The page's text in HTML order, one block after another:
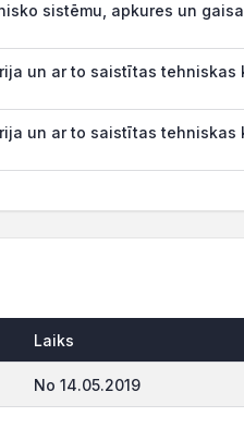
sistēmu, apkures un
un ar to saistītas tehniskas
un ar to saistītas tehniskas
Laiks
No 14.05.2019